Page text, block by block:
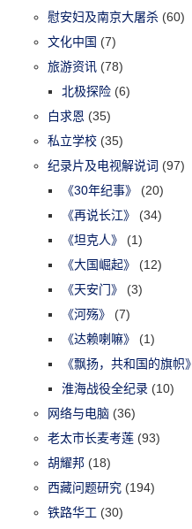
慰安妇及南京大屠杀 (60)
文化中国 (7)
旅游资讯 (78)
北极探险 (6)
白求恩 (35)
私立学校 (35)
纪录片及电视解说词 (97)
《30年纪事》
(20)
《再说长江》
(34)
《坦克人》
(1)
《大国崛起》
(12)
《天安门》
(3)
《河殇》
(7)
《达赖喇嘛》
(1)
《飘扬，共和国的旗帜》
淮海战役全纪录 (10)
网络与电脑 (36)
老太市长麦考莲 (93)
胡耀邦 (18)
西藏问题研究 (194)
铁路华工 (30)